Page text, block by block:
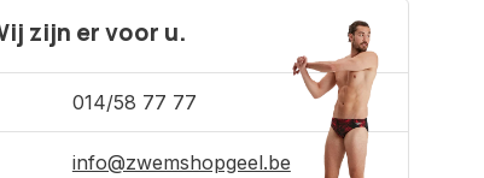
zijn er voor u.
014/58 77 77
info@zwemshopgeel.be